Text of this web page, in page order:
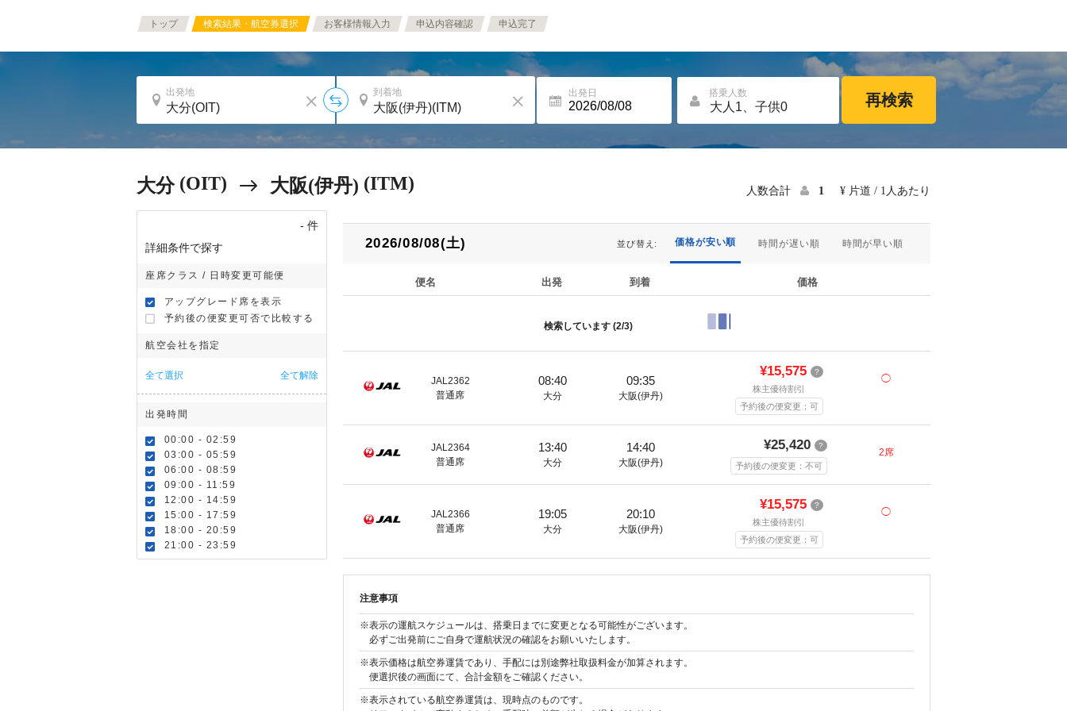
トップ 検索結果・航空券選択 お客様情報入力 申込内容確認 申込完了
出発地 到着地 出発日 搭乗人数 再検索
大分(OIT) 大阪(伊丹) (ITM) 人数合計 1 ¥ 片道 / 1人あたり
詳細条件で探す
- 件
座席クラス / 日時変更可能便
アップグレード席を表示
予約後の便変更可否で比較する
航空会社を指定
全て選択 全て解除
出発時間
00:00 - 02:59
03:00 - 05:59
06:00 - 08:59
09:00 - 11:59
12:00 - 14:59
15:00 - 17:59
18:00 - 20:59
21:00 - 23:59
2026/08/08(土) 並び替え: 価格が安い順 時間が遅い順 時間が早い順
便名 出発 到着 価格
検索しています (2/3)
JAL2362
普通席
08:40
大分
09:35
大阪(伊丹)
¥15,575 ?
株主優待割引
予約後の便変更：可
◯
JAL2364
普通席
13:40
大分
14:40
大阪(伊丹)
¥25,420 ?
予約後の便変更：不可
2席
JAL2366
普通席
19:05
大分
20:10
大阪(伊丹)
¥15,575 ?
株主優待割引
予約後の便変更：可
◯
注意事項
※表示の運航スケジュールは、搭乗日までに変更となる可能性がございます。
必ずご出発前にご自身で運航状況の確認をお願いいたします。
※表示価格は航空券運賃であり、手配には別途弊社取扱料金が加算されます。
便選択後の画面にて、合計金額をご確認ください。
※表示されている航空券運賃は、現時点のものです。